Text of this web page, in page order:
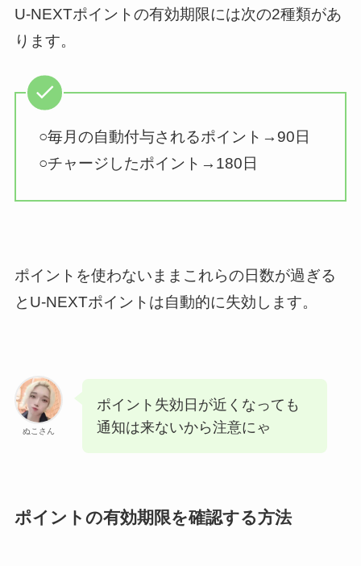
U-NEXTポイントの有効期限には次の2種類があ
ります。
○毎月の自動付与されるポイント→90日
○チャージしたポイント→180日
ポイントを使わないままこれらの日数が過ぎる
とU-NEXTポイントは自動的に失効します。
ぬこさん
ポイント失効日が近くなっても
通知は来ないから注意にゃ
ポイントの有効期限を確認する方法